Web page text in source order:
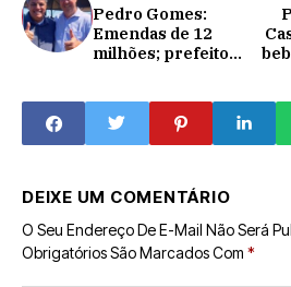
Pedro Gomes:
Emendas de 12
milhões; prefeito
governador que
queria dar só R$ 7
milhões
DEIXE UM COMENTÁRIO
O Seu Endereço De E-Mail Não Será
Obrigatórios São Marcados Com *